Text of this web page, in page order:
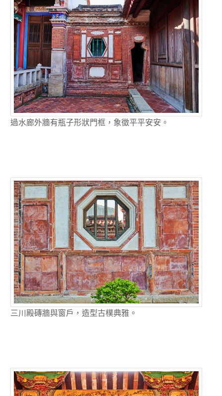
過水廊外牆有瓶子形狀門框，象徵平平安安。
三川殿磚牆與窗戶，造型古樸典雅。